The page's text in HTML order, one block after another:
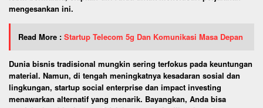
mengesankan ini.
Read More : Startup Telecom 5g Dan Komunikasi Masa Depan
Dunia bisnis tradisional mungkin sering terfokus pada keuntungan
material. Namun, di tengah meningkatnya kesadaran sosial dan
lingkungan, startup social enterprise dan impact investing
menawarkan alternatif yang menarik. Bayangkan, Anda bisa